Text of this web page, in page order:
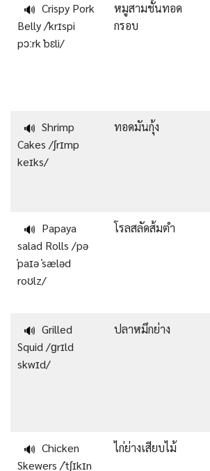
🔊 Crispy Pork
Belly /ˈkrɪspi
pɔːrk ˈbɛli/
หมูสามชั้นทอด
กรอบ
🔊 Shrimp
Cakes /ʃrɪmp
keɪks/
ทอดมันกุ้ง
🔊 Papaya
salad Rolls /pə
ˈpaɪə ˈsæləd
roʊlz/
โรลสลัดส้มตำ
🔊 Grilled
Squid /ɡrɪld
skwɪd/
ปลาหมึกย่าง
🔊 Chicken
Skewers /ˈtʃɪkɪn
ไก่ย่างเสียบไม้